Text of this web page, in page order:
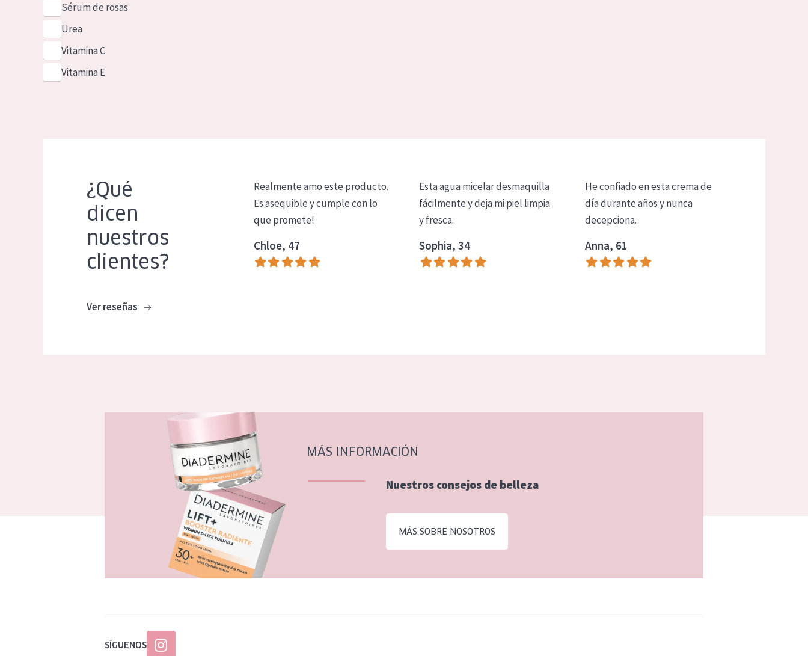
Sérum de rosas
Urea
Vitamina C
Vitamina E
¿Qué
dicen
nuestros
clientes?
Ver reseñas
Realmente amo este producto.
Es asequible y cumple con lo
que promete!
Chloe, 47
Esta agua micelar desmaquilla
fácilmente y deja mi piel limpia
y fresca.
Sophia, 34
He confiado en esta crema de
día durante años y nunca
decepciona.
Anna, 61
MÁS INFORMACIÓN
Nuestros consejos de belleza
MÁS SOBRE NOSOTROS
SÍGUENOS